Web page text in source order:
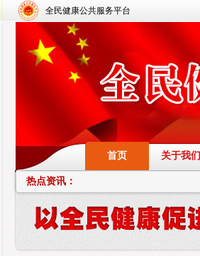
全民健康公共服务平台
首页 关于我们
热点资讯：